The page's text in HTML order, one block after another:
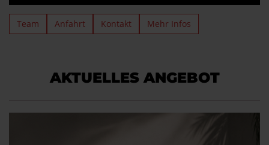
Team Anfahrt Kontakt Mehr Infos
AKTUELLES ANGEBOT